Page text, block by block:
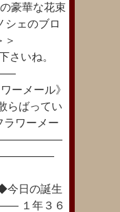
豪華な花束
シェのブロ
＞
さいね。
ーメール》
らばってい
ラワーメー
の誕生
年３６